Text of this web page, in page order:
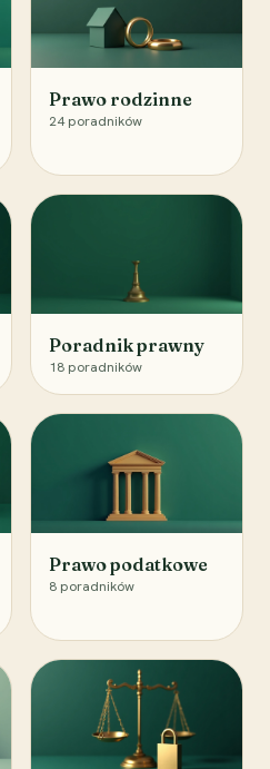
Prawo rodzinne
24 poradników
Poradnik prawny
18 poradników
Prawo podatkowe
8 poradników